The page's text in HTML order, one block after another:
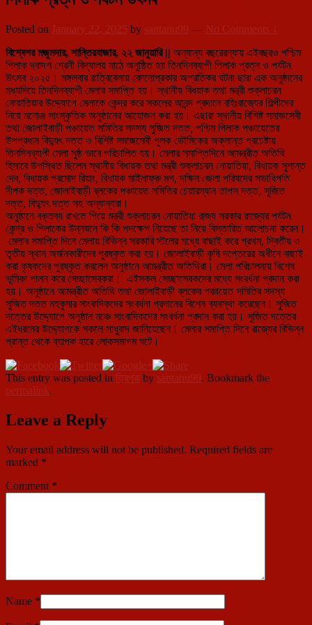
Posted on January 22, 2025 by santanu99 — No Comments ↓
বিশ্বেশর মজুমদার, শান্তিরবাজার, ২২ জানুয়ারি || অন্যান্য বছরেরন্যায় এইবছরও পশ্চিম
পিলাক দ্বাদশ শ্রেনী বিদ্যালয় মাঠে অনুষ্ঠিত হয় তিনদিনব্যাপী পিলাক প্রত্ন ও পর্যটন
উৎসব ২০২৫। মঙ্গলবার রাত্রিবেলায় কোনোপ্রকার অপ্রতিকর ঘটনা ছারা এক অনুষ্ঠানের
মধ্যদিয়ে তিনদিনব্যাপী মেলার সমাপ্তি হয়। স্থানীয় বিধয়াক তথা মন্ত্রী শুক্লাচরন
নোয়াতিয়ার উদ্দ্যোগে মেলাকে কেন্দ্র করে সকলের আনন্দ প্রদানে বহিঃরাজ্যের শিল্পীদের
নিয়ে মনোঞ্জ সাংস্কৃতিক অনুষ্ঠানের আয়োজন করা হয়। এছারা স্থানীয় বিশিষ্ট সমাজসেবী
তথা জোলাইবাড়ী পঞ্চায়েত সমিতির সদস্য সুজিত দত্ত, পশ্চিম পিলাক পঞ্চায়েতের
উপপ্রধান বিদ্যুৎ দত্ত ও বিশিষ্ট সমাজসেবী পুলক ভৌমিকের অক্লান্ত প্রচেষ্টায়
তিনদিনব্যাপী মেলা সুষ্ঠ ভাবে পরিচালিত হয়। মেলার সমাপ্তিদিনে আমন্ত্রীত অতিথি
হিসাবে উপস্থিত ছিলেন স্থানীয় বিধায়ক তথা মন্ত্রী শুক্লাচরন নোয়াতিয়া, বিধায়ক সুশান্ত
দেব, বিধায়ক প্রমোদ রিয়াং, বিধায়ক মাইলাফ্রু মগ, দক্ষিন জেলা পরিষদের সভাধিপতি
দীপক দত্ত, জোলাইবাড়ী ব্লকের পঞ্চায়েত সমিতির চেয়ারম্যান তাপস দত্ত, সুজিত
দত্ত, বিদ্যুৎ দত্ত সহ অন্যান্যরা।
অনুষ্ঠানে বক্তব্য রাখতে গিয়ে মন্ত্রী শুক্লাচরন নোয়াতিয়া রাজ্য সরকার রাজ্যের পর্যটন
কেন্দ্র ও পিলাকের উন্নয়নে কি কি পদক্ষেপ নিয়েছে তা নিয়ে বিস্তারিত আলোচনা করেন।
মেলার সমাপ্তি দিনে মেলায় বিভিন্ন সরকারি স্টলের মধ্যে বাছাই করে প্রথম, দ্বিতীয় ও
তৃতীয় স্থান অর্জনকারীদের পুরষ্কৃত করা হয়। জোলাইবাড়ী কৃষি দপ্তেরের অধীনে বাছাই
করা কৃষকদের পুরষ্কৃত করলেন অনুষ্ঠানে আমন্ত্রীত অতিথিরা। মেলা পরিচালনায় বিশেষ
ভূমিকা পালন করে সেচ্ছাসেবকরা। এইসকল সেচ্ছাসেবকদের মধ্যে সংবর্ধনা প্রদান করা
হয়। অনুষ্ঠানে আমন্ত্রীত অতিথি তথা জোলাইবাড়ী ব্লকের পঞ্চায়েত সমিতির সদস্য
সুজিত দত্ত মহকুমার সাংবাদিকদের সংবর্ধনা প্রদানের বিশেষ ব্যবস্থা করেছেন। সুজিত
দত্তের উদ্দ্যোগে অনুষ্ঠান মঞ্চে সাংবাদিকদের সংবর্ধনা প্রদান করা হয়। সুজিত দত্তের
এইধরনের উদ্দ্যোগকে সকলে সাধুবাদ জানিয়েছেন। মেলার সমাপ্তি দিনে রাজ্যের বিভিন্ন
প্রান্ত থেকে ব্যাপক হারে লোকসমাগম ঘটে।
This entry was posted in ত্রিপুরা by santanu99. Bookmark the
permalink.
Leave a Reply
Your email address will not be published. Required fields are
marked *
Comment *
Name *